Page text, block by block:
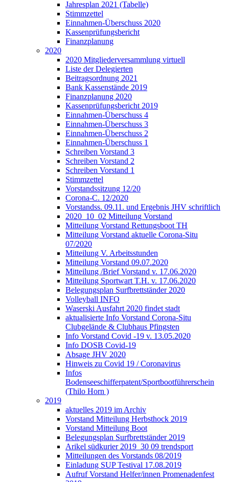
Jahresplan 2021 (Tabelle)
Stimmzettel
Einnahmen-Überschuss 2020
Kassenprüfungsbericht
Finanzplanung
2020
2020 Mitgliederversammlung virtuell
Liste der Delegierten
Beitragsordnung 2021
Bank Kassenstände 2019
Finanzplanung 2020
Kassenprüfungsbericht 2019
Einnahmen-Überschuss 4
Einnahmen-Überschuss 3
Einnahmen-Überschuss 2
Einnahmen-Überschuss 1
Schreiben Vorstand 3
Schreiben Vorstand 2
Schreiben Vorstand 1
Stimmzettel
Vorstandssitzung 12/20
Corona-C. 12/2020
Vorstandss. 09.11. und Ergebnis JHV schriftlich
2020_10_02 Mitteilung Vorstand
Mitteilung Vorstand Rettungsboot TH
Mitteilung Vorstand aktuelle Corona-Situ
07/2020
Mitteilung V. Arbeitsstunden
Mitteilung Vorstand 09.07.2020
Mitteilung /Brief Vorstand v. 17.06.2020
Mitteilung Sportwart T.H. v. 17.06.2020
Belegungsplan Surfbrettständer 2020
Volleyball INFO
Waserski Ausfahrt 2020 findet stadt
aktualisierte Info Vorstand Corona-Situ
Clubgelände & Clubhaus Pfingsten
Info Vorstand Covid -19 v. 13.05.2020
Info DOSB Covid-19
Absage JHV 2020
Hinweis zu Covid 19 / Coronavirus
Infos
Bodenseeschifferpatent/Sportbootführerschein
(Thilo Horn )
2019
aktuelles 2019 im Archiv
Vorstand Mitteilung Herbsthock 2019
Vorstand Mitteilung Boot
Belegungsplan Surfbrettständer 2019
Arikel südkurier 2019_30 09 trendsport
Mitteilungen des Vorstands 08/2019
Einladung SUP Testival 17.08.2019
Aufruf Vorstand Helfer/innen Promenadenfest